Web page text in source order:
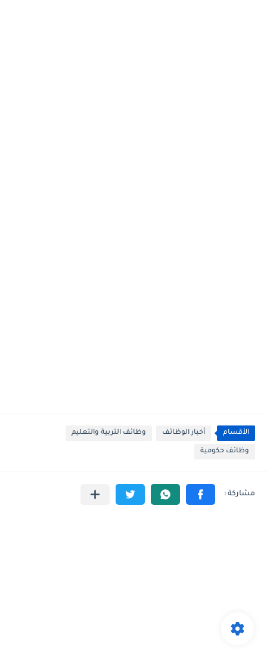
الأقسام أخبار الوظائف وظائف التربية والتعليم
وظائف حكومية